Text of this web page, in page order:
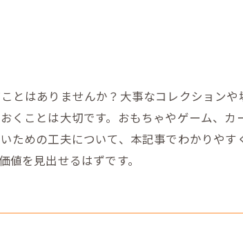
とはありませんか？大事なコレクションや
くことは大切です。おもちゃやゲーム、カ
ための工夫について、本記事でわかりやす
を見出せるはずです。